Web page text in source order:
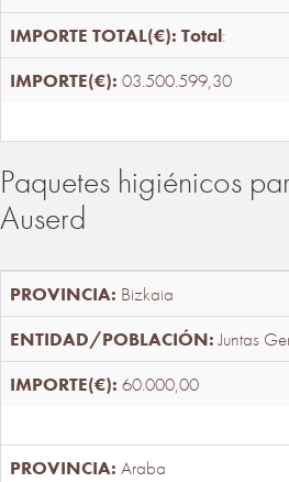
Total:
03.500.599,30
Paquetes higiénicos
Auserd
Bizkaia
Juntas
60.000,00
Araba